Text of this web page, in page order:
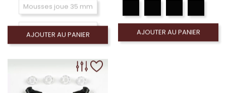
Mousses joue 35 mm
Mousses joue 30 mm
AJOUTER AU PANIER AJOUTER AU PANIER